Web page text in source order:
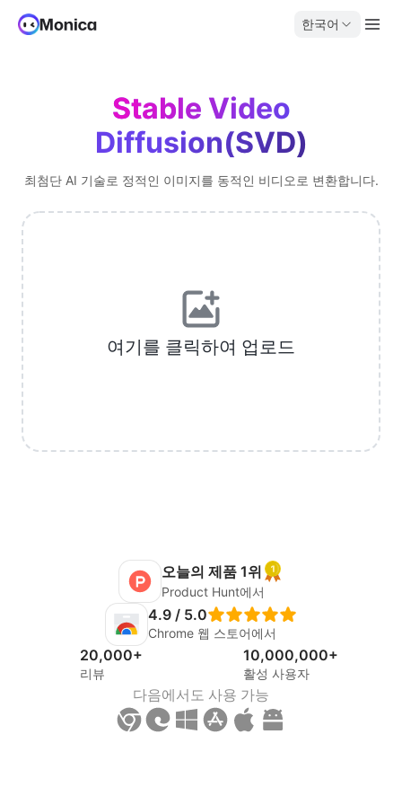
한국어
Stable Video
Diffusion(SVD)
최첨단 AI 기술로 정적인 이미지를 동적인 비디오로 변환합니다.
여기를 클릭하여 업로드
오늘의 제품 1위
Product Hunt에서
4.9 / 5.0
Chrome 웹 스토어에서
20,000+
리뷰
10,000,000+
활성 사용자
다음에서도 사용 가능